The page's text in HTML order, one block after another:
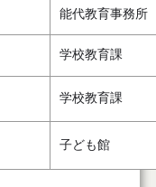
能代教育事務所
学校教育課
学校教育課
子ども館